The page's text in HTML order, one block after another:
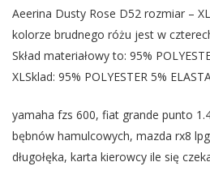
Aeerina Dusty Rose D52 rozmiar –
kolorze brudnego różu jest w
Skład materiałowy to: 95%
XLSklad: 95% POLYESTER 5%
yamaha fzs 600, fiat grande punto
bębnów hamulcowych, mazda rx8
długołęka, karta kierowcy ile się